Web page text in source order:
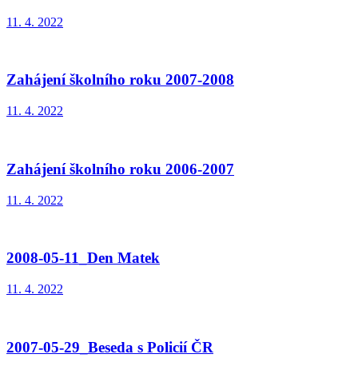
11. 4. 2022
Zahájení školního roku 2007-2008
11. 4. 2022
Zahájení školního roku 2006-2007
11. 4. 2022
2008-05-11_Den Matek
11. 4. 2022
2007-05-29_Beseda s Policií ČR